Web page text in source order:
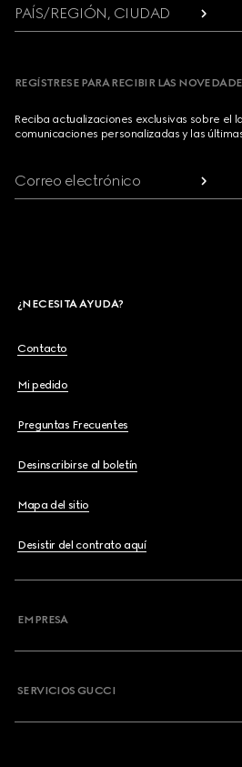
PAÍS/REGIÓN, CIUDAD
REGÍSTRESE PARA RECIBIR LAS
Reciba actualizaciones exclusivas sobre el
comunicaciones personalizadas y las
Correo electrónico
¿NECESITA AYUDA?
Contacto
Mi pedido
Preguntas Frecuentes
Desinscribirse al boletín
Mapa del sitio
Desistir del contrato aquí
EMPRESA
SERVICIOS GUCCI